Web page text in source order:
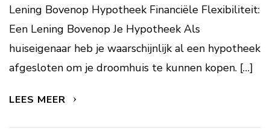
Lening Bovenop Hypotheek Financiële Flexibiliteit:
Een Lening Bovenop Je Hypotheek Als
huiseigenaar heb je waarschijnlijk al een hypotheek
afgesloten om je droomhuis te kunnen kopen. […]
LEES MEER